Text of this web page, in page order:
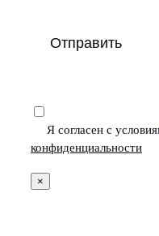
Я согласен с
конфиденциальности
×